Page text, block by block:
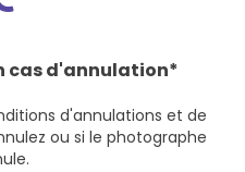
cas d'annulation*
d'annulations et de
ou si le photographe